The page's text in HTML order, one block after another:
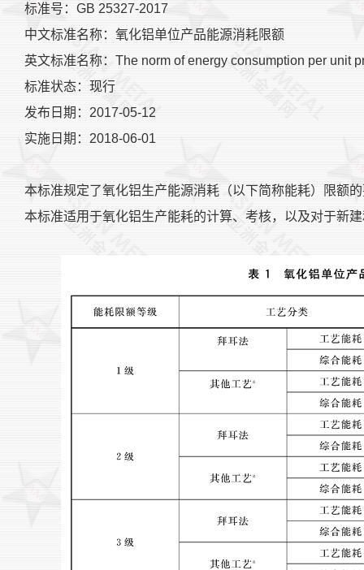
标准号：GB 25327-2017
中文标准名称：氧化铝单位产品能源消耗限额
英文标准名称：The norm of energy consumption per unit
标准状态：现行
发布日期：2017-05-12
实施日期：2018-06-01
本标准规定了氧化铝生产能源消耗（以下简称能耗）限额
本标准适用于氧化铝生产能耗的计算、考核，以及对于新